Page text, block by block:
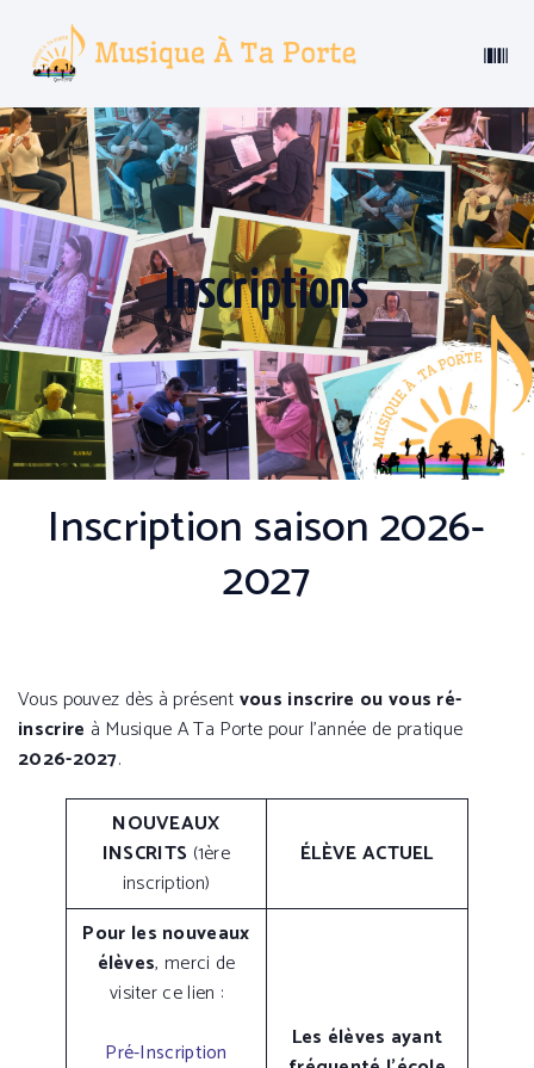
Inscriptions
Inscription saison 2026-
2027
Vous pouvez dès à présentvous inscrire ou vous ré-
inscrire à Musique A Ta Porte pour l’année de pratique
2026-2027.
NOUVEAUX
INSCRITS (1ère
inscription)
ÉLÈVE ACTUEL
Pour les nouveaux
élèves, merci de
visiter ce lien :
Pré-Inscription
Les élèves ayant